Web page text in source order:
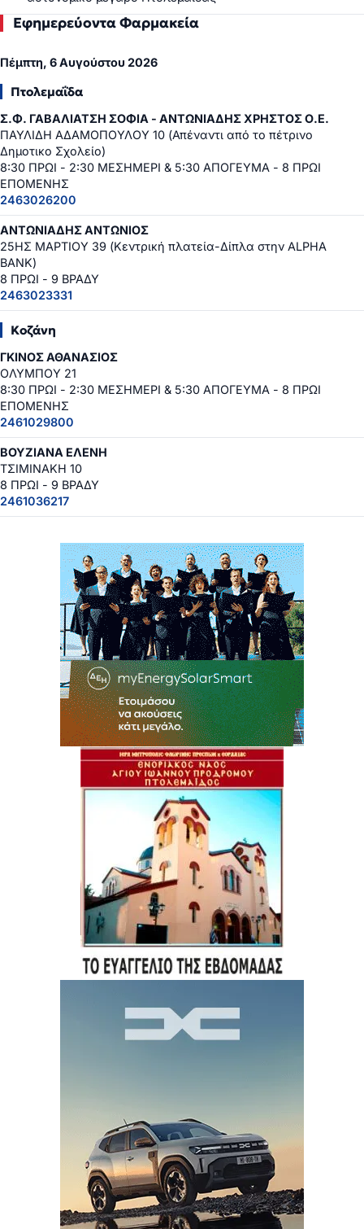
Εφημερεύοντα Φαρμακεία
Πέμπτη, 6 Αυγούστου 2026
Πτολεμαΐδα
Σ.Φ. ΓΑΒΑΛΙΑΤΣΗ ΣΟΦΙΑ - ΑΝΤΩΝΙΑΔΗΣ ΧΡΗΣΤΟΣ Ο.Ε.
ΠΑΥΛΙΔΗ ΑΔΑΜΟΠΟΥΛΟΥ 10 (Απέναντι από το πέτρινο
Δημοτικο Σχολείο)
8:30 ΠΡΩΙ - 2:30 ΜΕΣΗΜΕΡΙ & 5:30 ΑΠΟΓΕΥΜΑ - 8 ΠΡΩΙ
ΕΠΟΜΕΝΗΣ
2463026200
ΑΝΤΩΝΙΑΔΗΣ ΑΝΤΩΝΙΟΣ
25ΗΣ ΜΑΡΤΙΟΥ 39 (Κεντρική πλατεία-Δίπλα στην ALPHA
BANK)
8 ΠΡΩΙ - 9 ΒΡΑΔΥ
2463023331
Κοζάνη
ΓΚΙΝΟΣ ΑΘΑΝΑΣΙΟΣ
ΟΛΥΜΠΟΥ 21
8:30 ΠΡΩΙ - 2:30 ΜΕΣΗΜΕΡΙ & 5:30 ΑΠΟΓΕΥΜΑ - 8 ΠΡΩΙ
ΕΠΟΜΕΝΗΣ
2461029800
ΒΟΥΖΙΑΝΑ ΕΛΕΝΗ
ΤΣΙΜΙΝΑΚΗ 10
8 ΠΡΩΙ - 9 ΒΡΑΔΥ
2461036217